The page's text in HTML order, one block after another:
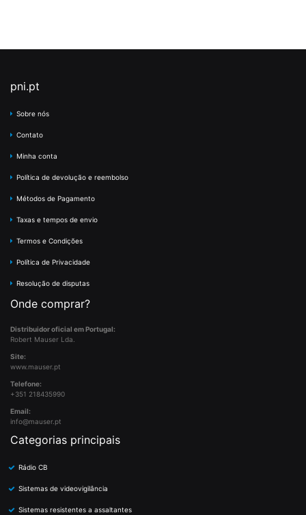
pni.pt
Sobre nós
Contato
Minha conta
Política de devolução e reembolso
Métodos de Pagamento
Taxas e tempos de envio
Termos e Condições
Política de Privacidade
Resolução de disputas
Onde comprar?
Distribuidor oficial em Portugal:
Robert Mauser Lda.
Site:
www.mauser.pt
Telefone:
+351 218435990
Email:
info@mauser.pt
Categorias principais
Rádio CB
Sistemas de videovigilância
Sistemas resistentes a assaltantes